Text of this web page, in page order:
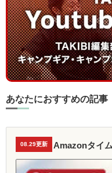
あなたにおすすめの記事
08.29更新 Amazonタイ